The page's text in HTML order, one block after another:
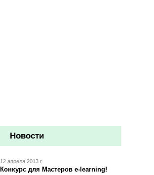
Новости
12 апреля 2013 г.
Конкурс для Мастеров e-learning!